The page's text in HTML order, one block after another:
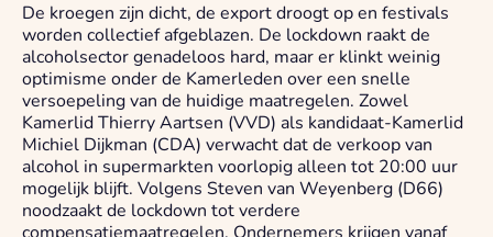
De kroegen zijn dicht, de export droogt op en festivals
worden collectief afgeblazen. De lockdown raakt de
alcoholsector genadeloos hard, maar er klinkt weinig
optimisme onder de Kamerleden over een snelle
versoepeling van de huidige maatregelen. Zowel
Kamerlid Thierry Aartsen (VVD) als kandidaat-Kamerlid
Michiel Dijkman (CDA) verwacht dat de verkoop van
alcohol in supermarkten voorlopig alleen tot 20:00 uur
mogelijk blijft. Volgens Steven van Weyenberg (D66)
noodzaakt de lockdown tot verdere